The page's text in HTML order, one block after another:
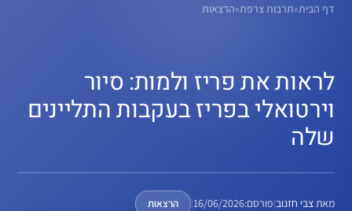
דף הבית»תרבות צרפת»הרצאות
לראות את פריז ולמות: סיור
וירטואלי בפריז בעקבות התליינים
שלה
מאתצבי חזנוב|פורסם:16/06/2026
| הרצאות